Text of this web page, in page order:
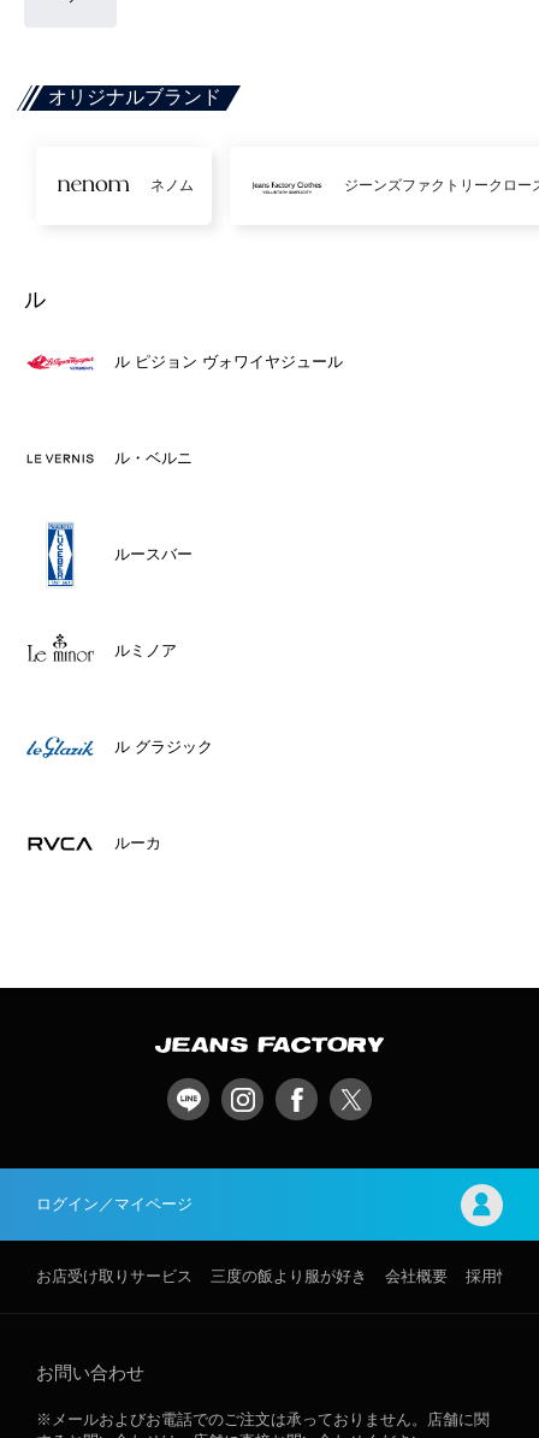
オリジナルブランド
ネノム ジーンズファクトリークロー
ル
ル ピジョン ヴォワイヤジュール
ル・ベルニ
ルースバー
ルミノア
ル グラジック
ルーカ
ログイン／マイページ
お店受け取りサービス 三度の飯より服が好き 会社概要 採用情報
お問い合わせ
※メールおよびお電話でのご注文は承っておりません。店舗に関